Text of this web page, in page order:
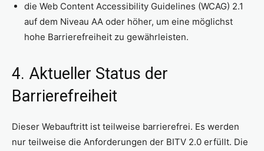
die Web Content Accessibility Guidelines (WCAG) 2.1
auf dem Niveau AA oder höher, um eine möglichst
hohe Barrierefreiheit zu gewährleisten.
4. Aktueller Status der
Barrierefreiheit
Dieser Webauftritt ist teilweise barrierefrei. Es werden
nur teilweise die Anforderungen der BITV 2.0 erfüllt. Die